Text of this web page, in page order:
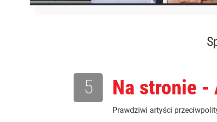
Na stronie
Prawdziwi artyści
5